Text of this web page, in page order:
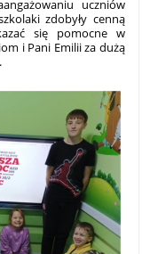
uczniów
zdobyły cenną
się pomocne w
i Pani Emilii za dużą